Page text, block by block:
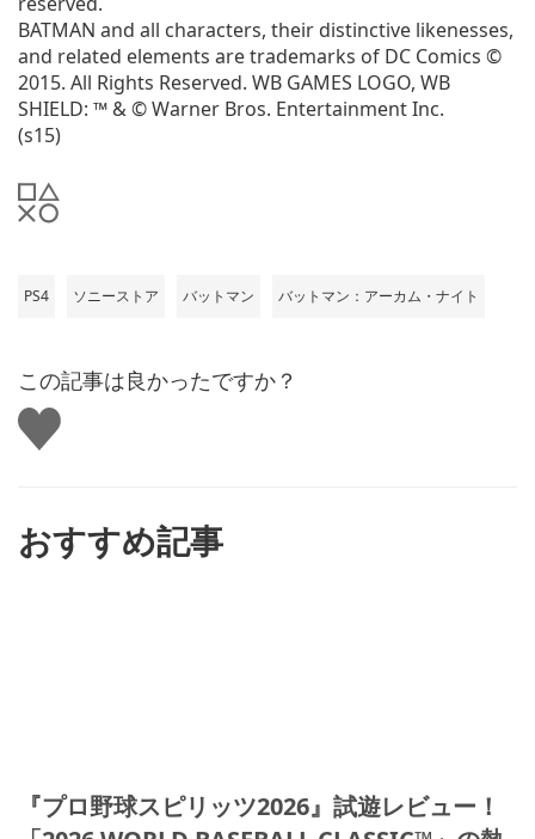
BATMAN and all characters, their distinctive likenesses,
and related elements are trademarks of DC Comics ©
2015. All Rights Reserved. WB GAMES LOGO, WB
SHIELD: ™ & © Warner Bros. Entertainment Inc.
(s15)
PS4 ソニーストア バットマン バットマン：アーカム・ナイト
この記事は良かったですか？
い
い
おすすめ記事
『プロ野球スピリッツ2026』試遊レビュー！